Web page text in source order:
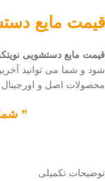
قیمت مایع
قیمت مایع دستشویی
شود و شما می توانید
محصولات اصل و اورجینال
”
توضیحات تکمیلی